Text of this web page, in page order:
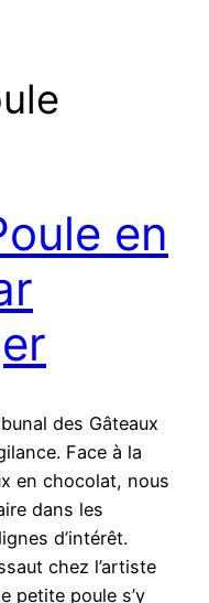
en
des Gâteaux
Face à la
en chocolat, nous
dans les
d’intérêt.
chez l’artiste
petite poule s’y